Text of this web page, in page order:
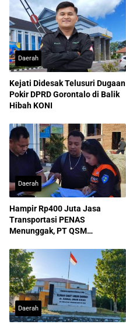
Daerah
Kejati Didesak Telusuri Dugaan
Pokir DPRD Gorontalo di Balik
Hibah KONI
Daerah
Hampir Rp400 Juta Jasa
Transportasi PENAS
Menunggak, PT QSM
Daerah